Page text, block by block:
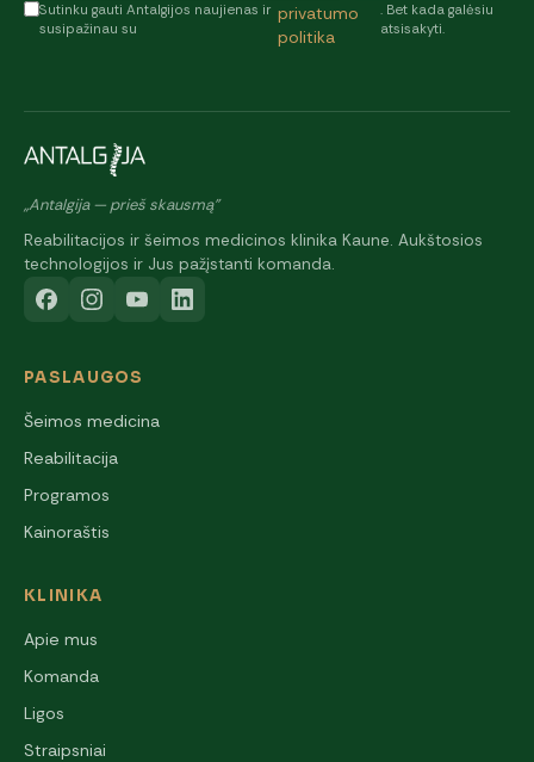
Sutinku gauti Antalgijos naujienas ir
susipažinau su
privatumo
politika
. Bet kada galėsiu
atsisakyti.
„Antalgija — prieš skausmą"
Reabilitacijos ir šeimos medicinos klinika Kaune. Aukštosios
technologijos ir Jus pažįstanti komanda.
PASLAUGOS
Šeimos medicina
Reabilitacija
Programos
Kainoraštis
KLINIKA
Apie mus
Komanda
Ligos
Straipsniai